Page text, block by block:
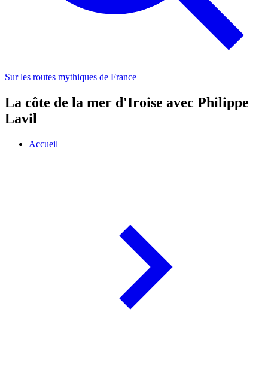
Sur les routes mythiques de France
La côte de la mer d'Iroise avec Philippe
Lavil
Accueil